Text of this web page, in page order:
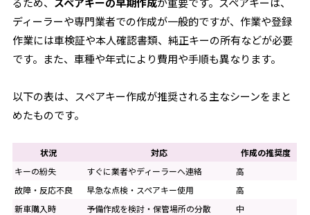
ディーラーや専門業者での作成が一般的ですが、作業や登録
作業には車検証や本人確認書類、純正キーの所有などが必要
です。また、車種や年式により費用や手順も異なります。
以下の表は、スペアキー作成が推奨される主なシーンをまと
めたものです。
状況 対応
作成の推奨度
キーの紛失
すぐに業者やディーラーへ連絡
高
故障・反応不良
早急な点検・スペアキー使用
高
新車購入時
予備作成を検討・保管場所の分散
中